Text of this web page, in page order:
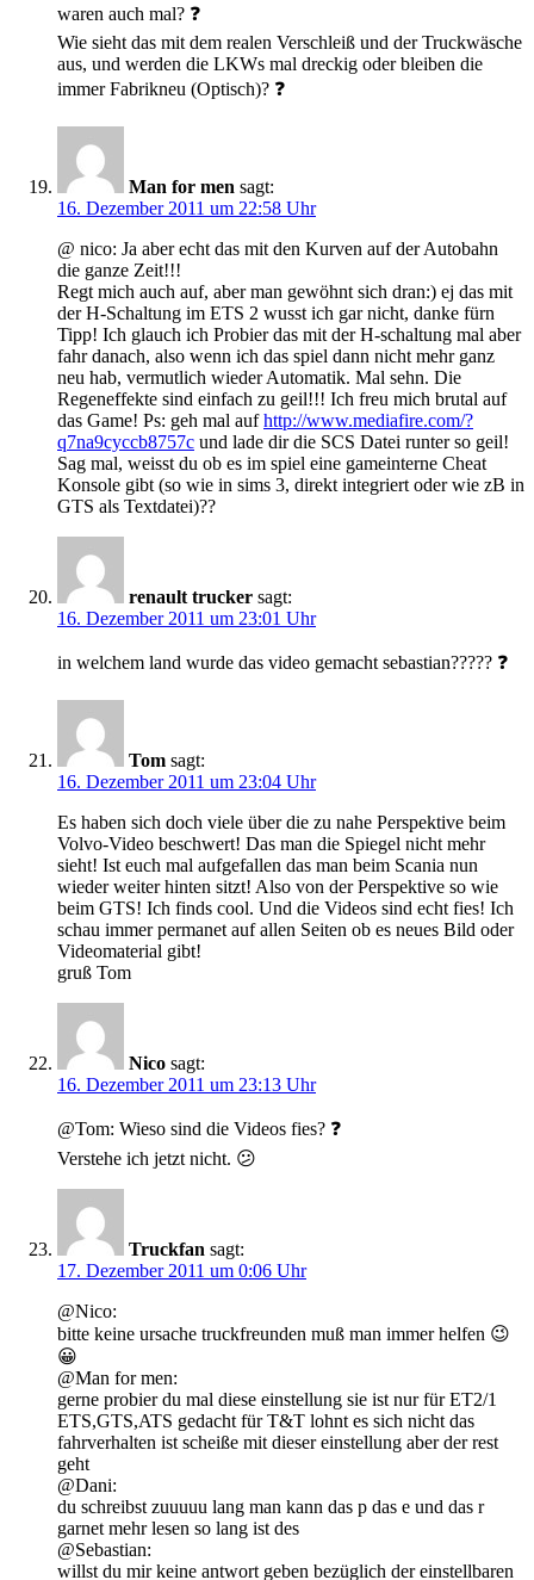
waren auch mal? ❓
Wie sieht das mit dem realen Verschleiß und der Truckwäsche
aus, und werden die LKWs mal dreckig oder bleiben die
immer Fabrikneu (Optisch)? ❓
Man for men sagt:
16. Dezember 2011 um 22:58 Uhr
@ nico: Ja aber echt das mit den Kurven auf der Autobahn
die ganze Zeit!!!
Regt mich auch auf, aber man gewöhnt sich dran:) ej das mit
der H-Schaltung im ETS 2 wusst ich gar nicht, danke fürn
Tipp! Ich glauch ich Probier das mit der H-schaltung mal aber
fahr danach, also wenn ich das spiel dann nicht mehr ganz
neu hab, vermutlich wieder Automatik. Mal sehn. Die
Regeneffekte sind einfach zu geil!!! Ich freu mich brutal auf
das Game! Ps: geh mal aufhttp://www.mediafire.com/?
q7na9cyccb8757c und lade dir die SCS Datei runter so geil!
Sag mal, weisst du ob es im spiel eine gameinterne Cheat
Konsole gibt (so wie in sims 3, direkt integriert oder wie zB in
GTS als Textdatei)??
renault trucker sagt:
16. Dezember 2011 um 23:01 Uhr
in welchem land wurde das video gemacht sebastian????? ❓
Tom sagt:
16. Dezember 2011 um 23:04 Uhr
Es haben sich doch viele über die zu nahe Perspektive beim
Volvo-Video beschwert! Das man die Spiegel nicht mehr
sieht! Ist euch mal aufgefallen das man beim Scania nun
wieder weiter hinten sitzt! Also von der Perspektive so wie
beim GTS! Ich finds cool. Und die Videos sind echt fies! Ich
schau immer permanet auf allen Seiten ob es neues Bild oder
Videomaterial gibt!
gruß Tom
Nico sagt:
16. Dezember 2011 um 23:13 Uhr
@Tom: Wieso sind die Videos fies? ❓
Verstehe ich jetzt nicht. 😕
Truckfan sagt:
17. Dezember 2011 um 0:06 Uhr
@Nico:
bitte keine ursache truckfreunden muß man immer helfen 😉
😀
@Man for men:
gerne probier du mal diese einstellung sie ist nur für ET2/1
ETS,GTS,ATS gedacht für T&T lohnt es sich nicht das
fahrverhalten ist scheiße mit dieser einstellung aber der rest
geht
@Dani:
du schreibst zuuuuu lang man kann das p das e und das r
garnet mehr lesen so lang ist des
@Sebastian:
willst du mir keine antwort geben bezüglich der einstellbaren